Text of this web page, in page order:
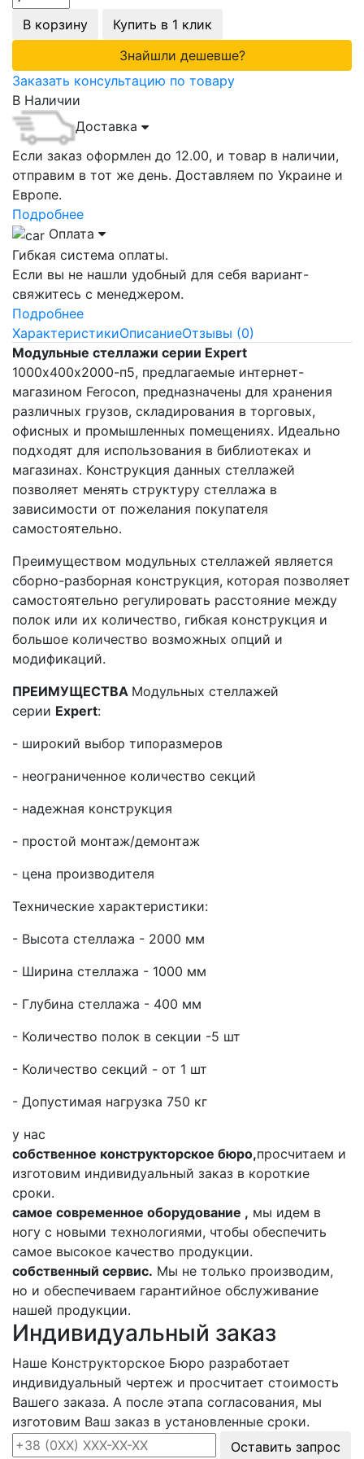
В корзину
Купить в 1 клик
Знайшли дешевше?
Заказать консультацию по товару
В Наличии
Доставка
Если заказ оформлен до 12.00, и товар в наличии,
отправим в тот же день. Доставляем по Украине и
Европе.
Подробнее
Оплата
Гибкая система оплаты.
Если вы не нашли удобный для себя вариант-
свяжитесь с менеджером.
Подробнее
ХарактеристикиОписаниеОтзывы (0)
Модульные стеллажи серии Expert
1000х400х2000-п5, предлагаемые интернет-
магазином Ferocon, предназначены для хранения
различных грузов, складирования в торговых,
офисных и промышленных помещениях. Идеально
подходят для использования в библиотеках и
магазинах. Конструкция данных стеллажей
позволяет менять структуру стеллажа в
зависимости от пожелания покупателя
самостоятельно.
Преимуществом модульных стеллажей является
сборно-разборная конструкция, которая позволяет
самостоятельно регулировать расстояние между
полок или их количество, гибкая конструкция и
большое количество возможных опций и
модификаций.
ПРЕИМУЩЕСТВА Модульных стеллажей
серии Expert:
- широкий выбор типоразмеров
- неограниченное количество секций
- надежная конструкция
- простой монтаж/демонтаж
- цена производителя
Технические характеристики:
- Высота стеллажа - 2000 мм
- Ширина стеллажа - 1000 мм
- Глубина стеллажа - 400 мм
- Количество полок в секции -5 шт
- Количество секций - от 1 шт
- Допустимая нагрузка 750 кг
у нас
собственное конструкторское бюро,просчитаем и
изготовим индивидуальный заказ в короткие
сроки.
самое современное оборудование , мы идем в
ногу с новыми технологиями, чтобы обеспечить
самое высокое качество продукции.
собственный сервис. Мы не только производим,
но и обеспечиваем гарантийное обслуживание
нашей продукции.
Индивидуальный заказ
Наше Конструкторское Бюро разработает
индивидуальный чертеж и просчитает стоимость
Вашего заказа. А после этапа согласования, мы
изготовим Ваш заказ в установленные сроки.
Оставить запрос